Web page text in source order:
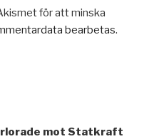
för att minska
bearbetas.
mot Statkraft